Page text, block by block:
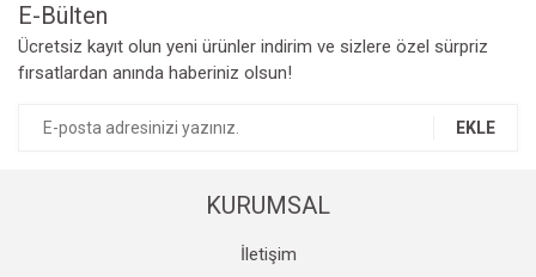
Ürün resmi kalitesiz, bozuk veya görüntülenemiyor.
Ürün açıklamasında eksik bilgiler bulunuyor.
E-Bülten
Ücretsiz kayıt olun yeni ürünler indirim ve sizlere özel sürpriz
fırsatlardan anında haberiniz olsun!
EKLE
KURUMSAL
İletişim